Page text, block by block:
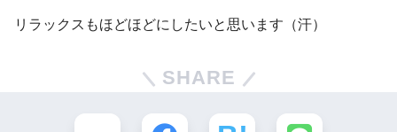
リラックスもほどほどにしたいと思います（汗）
SHARE